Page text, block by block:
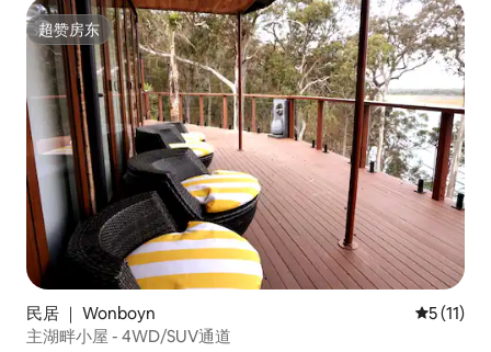
超赞房东
超赞房东
民居 ｜ Wonboyn 平均评分
5 (11)
主湖畔小屋 - 4WD/SUV通道